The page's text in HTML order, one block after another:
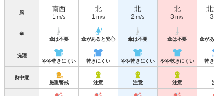
風
南西
1 m/s
北
1 m/s
北
2 m/s
北
3 m/s
北
3
傘
傘は不要
傘があると安心 傘は不要 傘は不要 傘があ
洗濯
やや乾きにくい
乾きにくい やや乾きにくい やや乾きにくい 乾き
熱中症
厳重警戒
注意 注意 注意 注